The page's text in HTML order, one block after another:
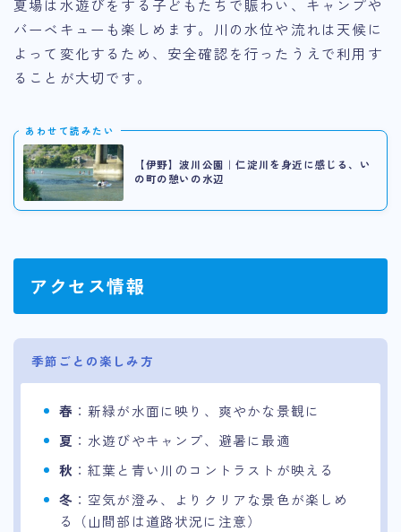
夏場は水遊びをする子どもたちで賑わい、キャンプや
バーベキューも楽しめます。川の水位や流れは天候に
よって変化するため、安全確認を行ったうえで利用す
ることが大切です。
あわせて読みたい
【伊野】波川公園｜仁淀川を身近に感じる、い
の町の憩いの水辺
アクセス情報
季節ごとの楽しみ方
春 ：新緑が水面に映り、爽やかな景観に
夏 ：水遊びやキャンプ、避暑に最適
秋 ：紅葉と青い川のコントラストが映える
冬 ：空気が澄み、よりクリアな景色が楽しめ
る（山間部は道路状況に注意）